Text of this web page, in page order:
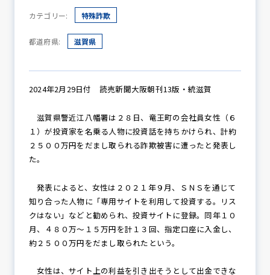
防犯活動ニュース
防犯パトロール
防犯セミナー
防犯対策情報
防犯協力会について
カテゴリー: 特殊詐欺
都道府県: 滋賀県
2024年2月29日付 読売新聞大阪朝刊13版・統滋賀
滋賀県警近江八幡署は２８日、竜王町の会社員女性（６
１）が投資家を名乗る人物に投資話を持ちかけられ、計約
２５００万円をだまし取られる詐欺被害に遭ったと発表し
た。
発表によると、女性は２０２１年９月、ＳＮＳを通じて
知り合った人物に「専用サイトを利用して投資する。リス
クはない」などと勧められ、投資サイトに登録。同年１０
月、４８０万～１５万円を計１３回、指定口座に入金し、
約２５００万円をだまし取られたという。
女性は、サイト上の利益を引き出そうとして出金できな